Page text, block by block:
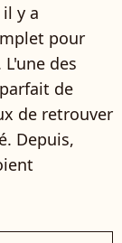
y a
pour
des
de
de retrouver
Depuis,